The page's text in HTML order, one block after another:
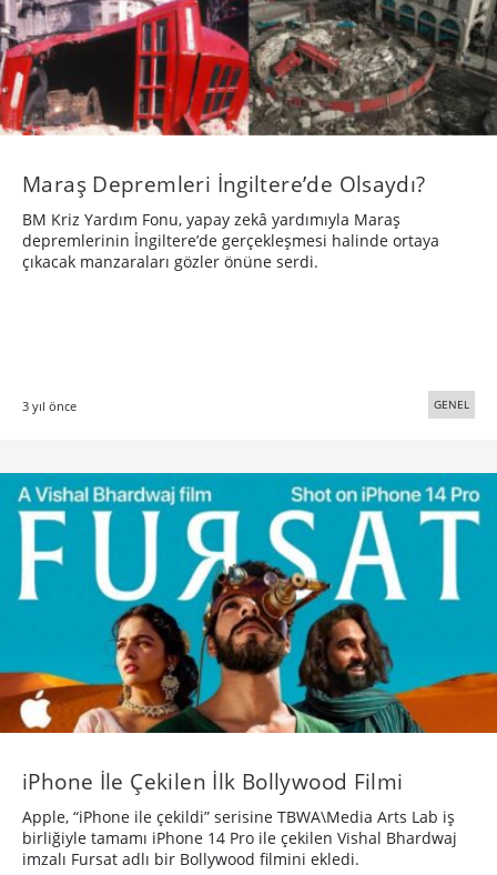
Maraş Depremleri İngiltere’de Olsaydı?
BM Kriz Yardım Fonu, yapay zekâ yardımıyla Maraş
depremlerinin İngiltere’de gerçekleşmesi halinde ortaya
çıkacak manzaraları gözler önüne serdi.
3 yıl önce GENEL
iPhone İle Çekilen İlk Bollywood Filmi
Apple, “iPhone ile çekildi” serisine TBWA\Media Arts Lab iş
birliğiyle tamamı iPhone 14 Pro ile çekilen Vishal Bhardwaj
imzalı Fursat adlı bir Bollywood filmini ekledi.